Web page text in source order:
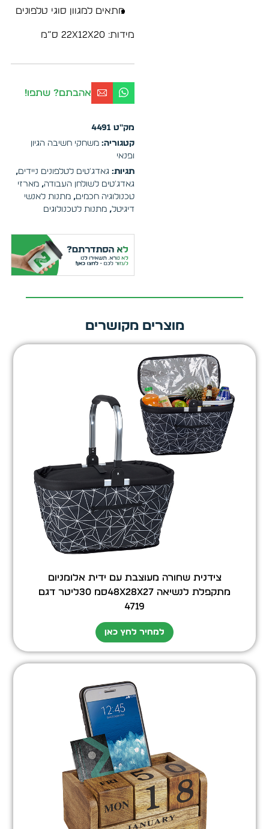
מתאים למגוון סוגי טלפונים
מידות: 22x12x20 ס”מ
אהבתם? שתפו!
מק"ט 4491
קטגוריה: משחקי חשיבה הגיון
ופנאי
תגיות: גאדג'טים לטלפונים ניידים,
גאדג'טים לשולחן העבודה, מארזי
טכנולוגיה חכמים, מתנות לאנשי
דיגיטל, מתנות לטכנולוגים
מוצרים מקושרים
צידנית שחורה מעוצבת עם ידית אלומניום
מתקפלת לנשיאה 48x28x27סמ 30ליטר דגם
4719
למחיר לחץ כאן